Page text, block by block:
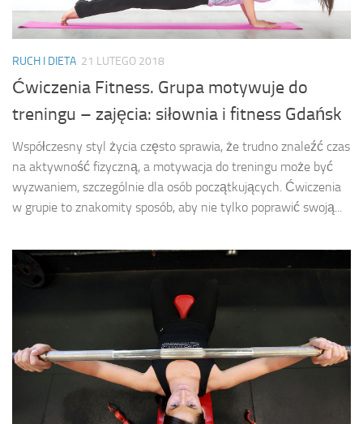
RUCH I DIETA 21 LUTEGO 2018
Ćwiczenia Fitness. Grupa motywuje do
treningu – zajęcia: siłownia i fitness Gdańsk
Współczesny styl życia często sprawia, że trudno znaleźć czas
na aktywność fizyczną, a motywacja do treningu może być
wyzwaniem, szczególnie dla osób początkujących. Ćwiczenia
w grupie to znakomity sposób, aby nie tylko poprawić swoją...